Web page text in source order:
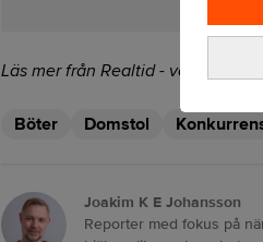
Läs mer från Realtid - vårt
Böter Domstol
Joakim K E Johansson
Reporter med fokus på